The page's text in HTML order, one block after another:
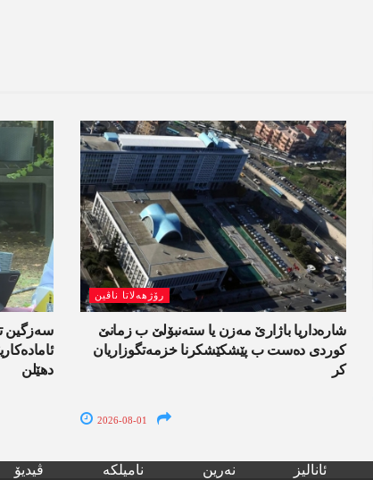
سەزگین
دھێلن
رۆژھەلاتا ناڤین
شارەداریا باژارێ مەزن یا ستەنبۆلێ ب زمانێ
کوردی دەست ب پێشکێشکرنا خزمەتگوزاریان
کر
2026-08-01
ڤیدیۆ نامیلکە نەرین ئانالیز